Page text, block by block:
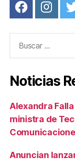
Noticias
Alexandra
ministra de
Anuncian